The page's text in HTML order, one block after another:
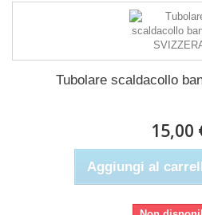
Tubolare scaldacollo
15,00
Aggiungi al